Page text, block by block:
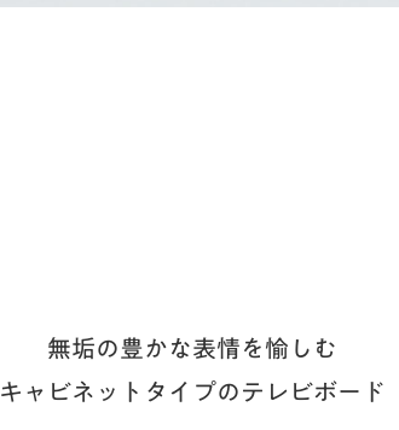
無垢の豊かな表情を愉しむ
キャビネットタイプのテレビボード